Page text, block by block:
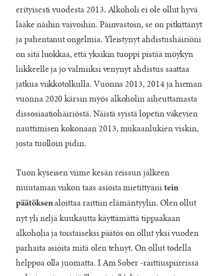
erityisesti vuodesta 2013. Alkoholi ei ole ollut hyvä
lääke näihin vaivoihin. Päinvastoin, se on pitkittänyt
ja pahentanut ongelmia. Yleistynyt ahdistushäiriöni
on sitä luokkaa, että yksikin tuoppi pistää möykyn
liikkeelle ja jo valmiiksi venynyt ahdistus saattaa
jatkua viikkotolkulla. Vuonna 2013, 2014 ja hieman
vuonna 2020 kärsin myös alkoholin aiheuttamasta
dissosiaatiohäiriöstä. Näistä syistä lopetin väkevien
nauttimisen kokonaan 2013, mukaanlukien viskin,
josta tuolloin pidin.
Tuon kyseisen viime kesän reissun jälkeen
muutaman viikon taas asioita mietittyäni tein
päätöksenaloittaa raittiin elämäntyylin. Olen ollut
nyt yli neljä kuukautta käyttämättä tippaakaan
alkoholia ja toistaiseksi päätös on ollut yksi vuoden
parhaita asioita mitä olen tehnyt. On ollut todella
helppoa olla juomatta. I Am Sober -raittiuspiireissä